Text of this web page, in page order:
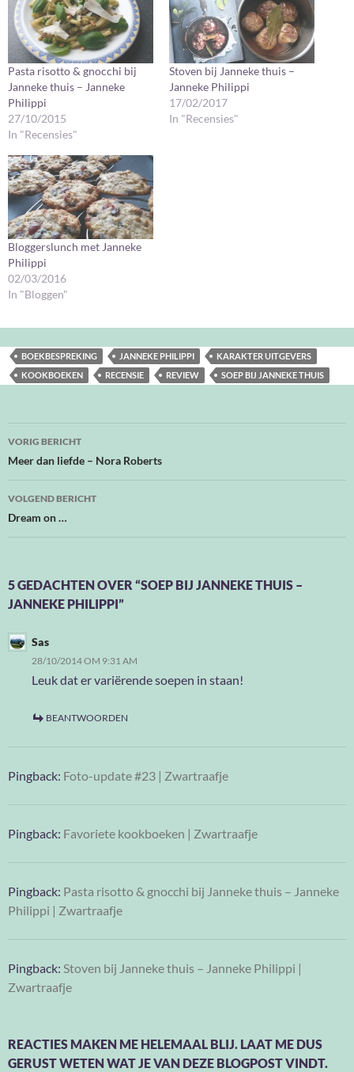
Pasta risotto & gnocchi bij
Janneke thuis – Janneke
Philippi
27/10/2015
In "Recensies"
Stoven bij Janneke thuis –
Janneke Philippi
17/02/2017
In "Recensies"
Bloggerslunch met Janneke
Philippi
02/03/2016
In "Bloggen"
BOEKBESPREKING JANNEKE PHILIPPI
KARAKTER UITGEVERS
KOOKBOEKEN
RECENSIE REVIEW SOEP BIJ JANNEKE THUIS
Bericht
navigatie
VORIG BERICHT
Meer dan liefde – Nora Roberts
VOLGEND BERICHT
Dream on …
5 GEDACHTEN OVER “SOEP BIJ JANNEKE THUIS –
JANNEKE PHILIPPI”
Sas
28/10/2014 OM 9:31 AM
Leuk dat er variërende soepen in staan!
BEANTWOORDEN
Pingback: Foto-update #23 | Zwartraafje
Pingback: Favoriete kookboeken | Zwartraafje
Pingback: Pasta risotto & gnocchi bij Janneke thuis – Janneke
Philippi | Zwartraafje
Pingback: Stoven bij Janneke thuis – Janneke Philippi |
Zwartraafje
REACTIES MAKEN ME HELEMAAL BLIJ. LAAT ME DUS
GERUST WETEN WAT JE VAN DEZE BLOGPOST VINDT.